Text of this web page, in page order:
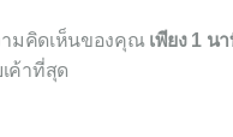
ามคิดเห็นของคุณ เพียง 1 น
ค้าที่สุด